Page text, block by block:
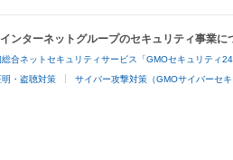
ンターネットグループのセキュリティ事業に
総合ネットセキュリティサービス「GMOセキュリティ
明・盗聴対策
サイバー攻撃対策（GMOサイバーセ